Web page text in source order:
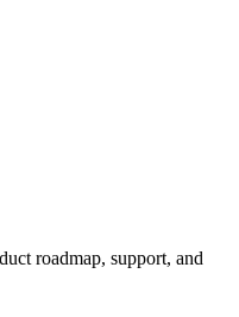
roadmap, support, and